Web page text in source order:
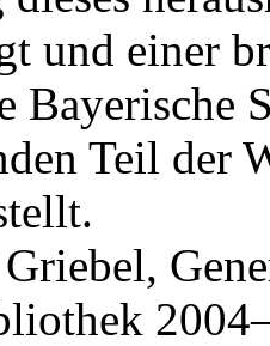
und einer
Bayerische
Teil der